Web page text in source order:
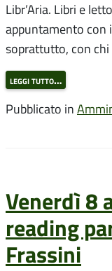
Libr’Aria. Libri e
appuntamento con
soprattutto, con
leggi tutto…
Pubblicato in
Venerdì 8
reading
Frassini